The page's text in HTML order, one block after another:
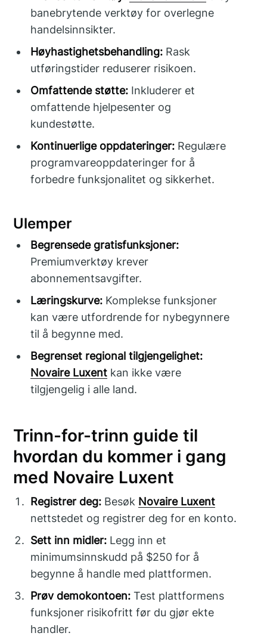
banebrytende verktøy for overlegne
handelsinnsikter.
Høyhastighetsbehandling: Rask
utføringstider reduserer risikoen.
Omfattende støtte: Inkluderer et
omfattende hjelpesenter og
kundestøtte.
Kontinuerlige oppdateringer: Regulære
programvareoppdateringer for å
forbedre funksjonalitet og sikkerhet.
Ulemper
Begrensede gratisfunksjoner:
Premiumverktøy krever
abonnementsavgifter.
Læringskurve: Komplekse funksjoner
kan være utfordrende for nybegynnere
til å begynne med.
Begrenset regional tilgjengelighet:
Novaire Luxent kan ikke være
tilgjengelig i alle land.
Trinn-for-trinn guide til
hvordan du kommer i gang
med Novaire Luxent
Registrer deg: Besøk Novaire Luxent
nettstedet og registrer deg for en konto.
Sett inn midler: Legg inn et
minimumsinnskudd på $250 for å
begynne å handle med plattformen.
Prøv demokontoen: Test plattformens
funksjoner risikofritt før du gjør ekte
handler.